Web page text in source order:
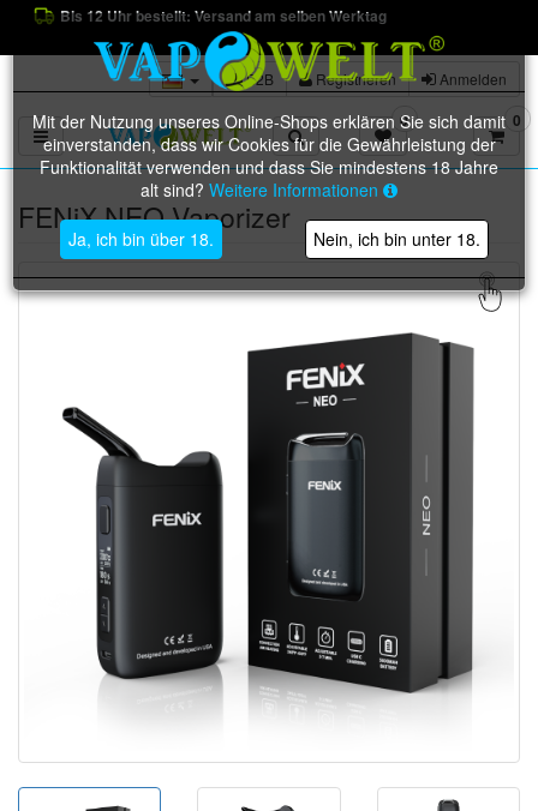
Bis 12 Uhr bestellt: Versand am selben Werktag
B2B Registrieren Anmelden
Toggle navigation
0 0
Mit der Nutzung unseres Online-Shops erklären Sie sich damit
einverstanden, dass wir Cookies für die Gewährleistung der
Funktionalität verwenden und dass Sie mindestens 18 Jahre
alt sind? Weitere Informationen
Ja, ich bin über 18. Nein, ich bin unter 18.
FENiX NEO Vaporizer